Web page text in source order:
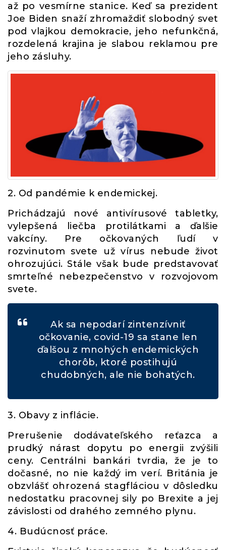
až po vesmírne stanice. Keď sa prezident
Joe Biden snaží zhromaždiť slobodný svet
pod vlajkou demokracie, jeho nefunkčná,
rozdelená krajina je slabou reklamou pre
jeho zásluhy.
2. Od pandémie k endemickej.
Prichádzajú nové antivírusové tabletky,
vylepšená liečba protilátkami a ďalšie
vakcíny. Pre očkovaných ľudí v
rozvinutom svete už vírus nebude život
ohrozujúci. Stále však bude predstavovať
smrteľné nebezpečenstvo v rozvojovom
svete.
Ak sa nepodarí zintenzívniť
očkovanie, covid-19 sa stane len
ďalšou z mnohých endemických
chorôb, ktoré postihujú
chudobných, ale nie bohatých.
3. Obavy z inflácie.
Prerušenie dodávateľského reťazca a
prudký nárast dopytu po energii zvýšili
ceny. Centrálni bankári tvrdia, že je to
dočasné, no nie každý im verí. Británia je
obzvlášť ohrozená stagfláciou v dôsledku
nedostatku pracovnej sily po Brexite a jej
závislosti od drahého zemného plynu.
4. Budúcnosť práce.